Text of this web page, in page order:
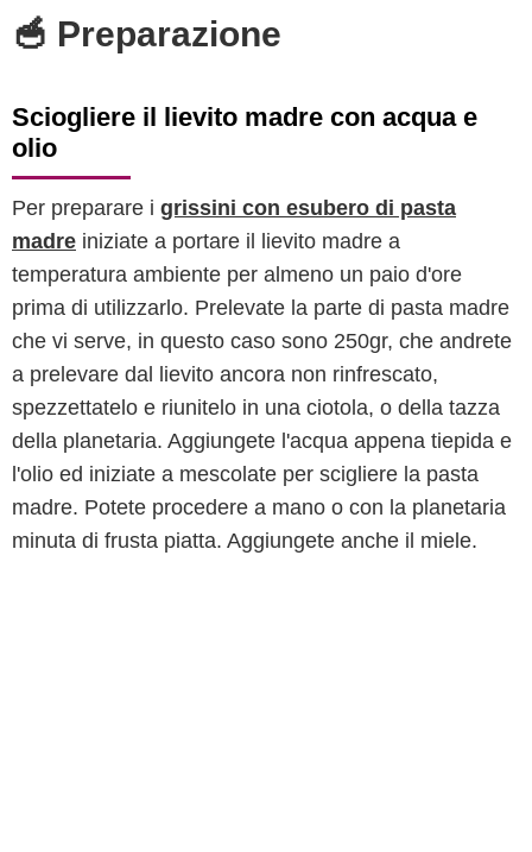
🥣 Preparazione
Sciogliere il lievito madre con acqua e
olio
Per preparare i grissini con esubero di pasta
madre iniziate a portare il lievito madre a
temperatura ambiente per almeno un paio d'ore
prima di utilizzarlo. Prelevate la parte di pasta madre
che vi serve, in questo caso sono 250gr, che andrete
a prelevare dal lievito ancora non rinfrescato,
spezzettatelo e riunitelo in una ciotola, o della tazza
della planetaria. Aggiungete l'acqua appena tiepida e
l'olio ed iniziate a mescolate per scigliere la pasta
madre. Potete procedere a mano o con la planetaria
minuta di frusta piatta. Aggiungete anche il miele.